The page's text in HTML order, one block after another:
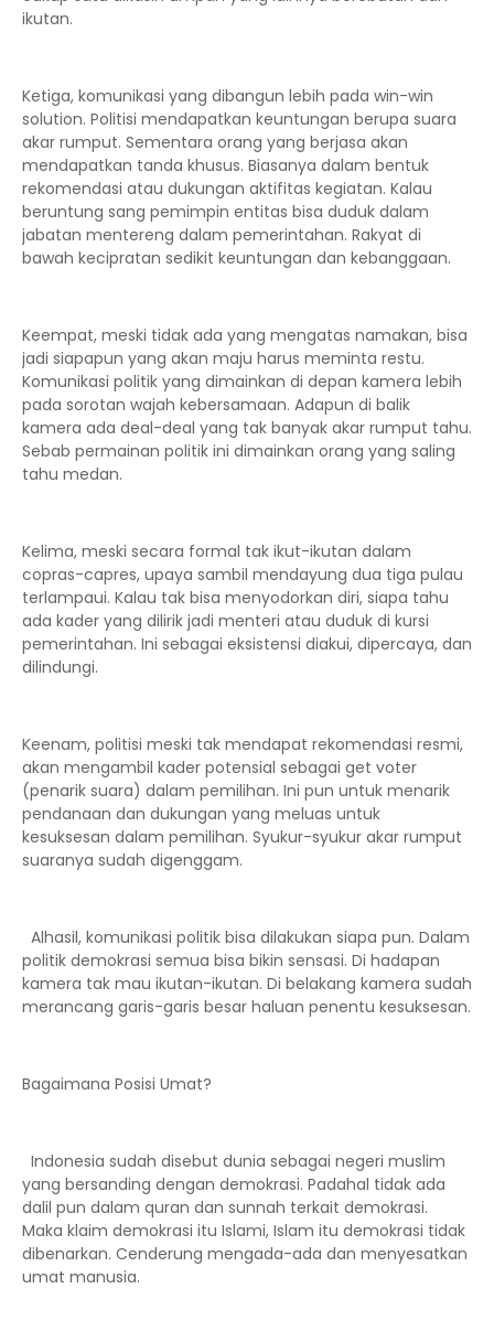
ikutan.
Ketiga, komunikasi yang dibangun lebih pada win-win
solution. Politisi mendapatkan keuntungan berupa suara
akar rumput. Sementara orang yang berjasa akan
mendapatkan tanda khusus. Biasanya dalam bentuk
rekomendasi atau dukungan aktifitas kegiatan. Kalau
beruntung sang pemimpin entitas bisa duduk dalam
jabatan mentereng dalam pemerintahan. Rakyat di
bawah kecipratan sedikit keuntungan dan kebanggaan.
Keempat, meski tidak ada yang mengatas namakan, bisa
jadi siapapun yang akan maju harus meminta restu.
Komunikasi politik yang dimainkan di depan kamera lebih
pada sorotan wajah kebersamaan. Adapun di balik
kamera ada deal-deal yang tak banyak akar rumput tahu.
Sebab permainan politik ini dimainkan orang yang saling
tahu medan.
Kelima, meski secara formal tak ikut-ikutan dalam
copras-capres, upaya sambil mendayung dua tiga pulau
terlampaui. Kalau tak bisa menyodorkan diri, siapa tahu
ada kader yang dilirik jadi menteri atau duduk di kursi
pemerintahan. Ini sebagai eksistensi diakui, dipercaya, dan
dilindungi.
Keenam, politisi meski tak mendapat rekomendasi resmi,
akan mengambil kader potensial sebagai get voter
(penarik suara) dalam pemilihan. Ini pun untuk menarik
pendanaan dan dukungan yang meluas untuk
kesuksesan dalam pemilihan. Syukur-syukur akar rumput
suaranya sudah digenggam.
Alhasil, komunikasi politik bisa dilakukan siapa pun. Dalam
politik demokrasi semua bisa bikin sensasi. Di hadapan
kamera tak mau ikutan-ikutan. Di belakang kamera sudah
merancang garis-garis besar haluan penentu kesuksesan.
Bagaimana Posisi Umat?
Indonesia sudah disebut dunia sebagai negeri muslim
yang bersanding dengan demokrasi. Padahal tidak ada
dalil pun dalam quran dan sunnah terkait demokrasi.
Maka klaim demokrasi itu Islami, Islam itu demokrasi tidak
dibenarkan. Cenderung mengada-ada dan menyesatkan
umat manusia.